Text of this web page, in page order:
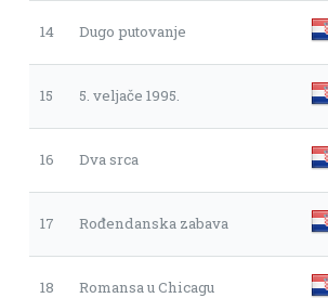
14 Dugo putovanje
15 5. veljače 1995.
16 Dva srca
17 Rođendanska zabava
18 Romansa u Chicagu